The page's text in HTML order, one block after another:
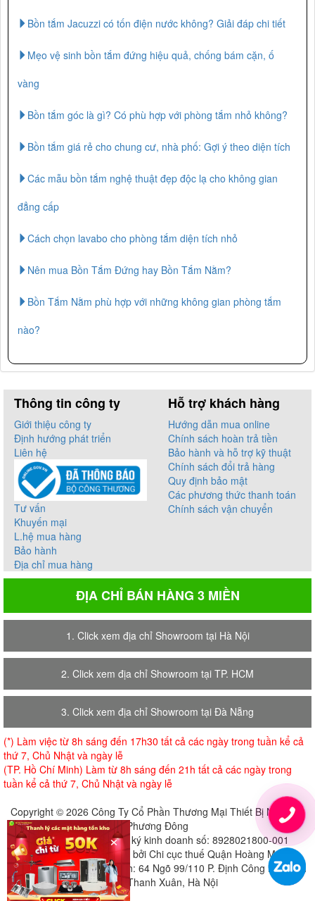
Bồn tắm Jacuzzi có tốn điện nước không? Giải đáp chi tiết
Mẹo vệ sinh bồn tắm đứng hiệu quả, chống bám cặn, ố
vàng
Bồn tắm góc là gì? Có phù hợp với phòng tắm nhỏ không?
Bồn tắm giá rẻ cho chung cư, nhà phố: Gợi ý theo diện tích
Các mẫu bồn tắm nghệ thuật đẹp độc lạ cho không gian
đẳng cấp
Cách chọn lavabo cho phòng tắm diện tích nhỏ
Nên mua Bồn Tắm Đứng hay Bồn Tắm Nằm?
Bồn Tắm Nằm phù hợp với những không gian phòng tắm
nào?
Thông tin công ty
Giới thiệu công ty
Định hướng phát triển
Liên hệ
Tư vấn
Khuyến mại
L.hệ mua hàng
Bảo hành
Địa chỉ mua hàng
Hỗ trợ khách hàng
Hướng dẫn mua online
Chính sách hoàn trả tiền
Bảo hành và hỗ trợ kỹ thuật
Chính sách đổi trả hàng
Quy định bảo mật
Các phương thức thanh toán
Chính sách vận chuyển
ĐỊA CHỈ BÁN HÀNG 3 MIỀN
1. Click xem địa chỉ Showroom tại Hà Nội
2. Click xem địa chỉ Showroom tại TP. HCM
3. Click xem địa chỉ Showroom tại Đà Nẵng
(*) Làm việc từ 8h sáng đến 17h30 tất cả các ngày trong tuần kể cả
thứ 7, Chủ Nhật và ngày lễ
(TP. Hồ Chí Minh) Làm từ 8h sáng đến 21h tất cả các ngày trong
tuần kể cả thứ 7, Chủ Nhật và ngày lễ
Copyright © 2026 Công Ty Cổ Phần Thương Mại Thiết Bị Nội Thất
Phương Đông
Giấy chứng nhận đăng ký kinh doanh số: 8928021800-001
Cấp ngày 18-07-2018 bởi Chi cục thuế Quận Hoàng Mai
Địa chỉ đăng ký trụ sở chính: 64 Ngõ 99/110 P. Định Công Hạ, Định
Công, Thanh Xuân, Hà Nội
×